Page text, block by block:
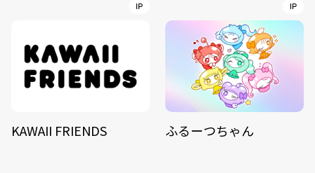
IP
KAWAII FRIENDS
IP
ふるーつちゃん